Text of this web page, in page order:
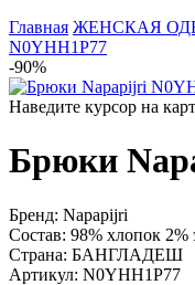
Главная ЖЕНСКАЯ
N0YHH1P77
-90%
Наведите курсор на
Брюки
Бренд: Napapijri
Состав: 98% хлопок 2%
Страна: БАНГЛАДЕШ
Артикул: N0YHH1P77